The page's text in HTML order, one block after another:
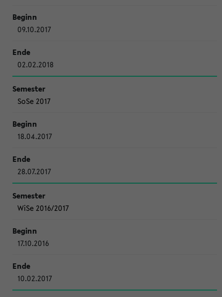
09.10.2017
02.02.2018
SoSe 2017
18.04.2017
28.07.2017
WiSe 2016/2017
17.10.2016
10.02.2017